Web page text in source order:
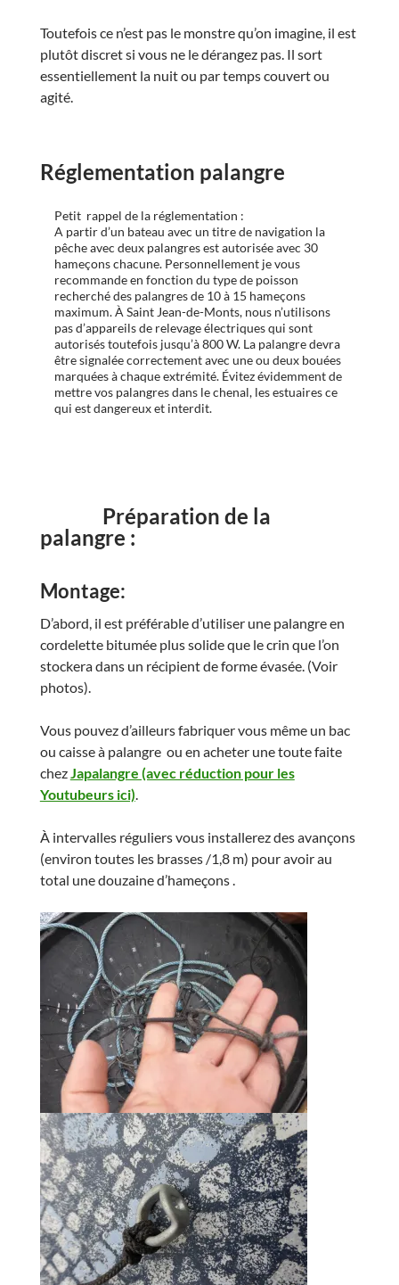
Toutefois ce n’est pas le monstre qu’on imagine, il est
plutôt discret si vous ne le dérangez pas. Il sort
essentiellement la nuit ou par temps couvert ou
agité.
Réglementation palangre
Petit rappel de la réglementation :
A partir d’un bateau avec un titre de navigation la
pêche avec deux palangres est autorisée avec 30
hameçons chacune. Personnellement je vous
recommande en fonction du type de poisson
recherché des palangres de 10 à 15 hameçons
maximum. À Saint Jean-de-Monts, nous n’utilisons
pas d’appareils de relevage électriques qui sont
autorisés toutefois jusqu’à 800 W. La palangre devra
être signalée correctement avec une ou deux bouées
marquées à chaque extrémité. Évitez évidemment de
mettre vos palangres dans le chenal, les estuaires ce
qui est dangereux et interdit.
Préparation de la
palangre :
Montage:
D’abord, il est préférable d’utiliser une palangre en
cordelette bitumée plus solide que le crin que l’on
stockera dans un récipient de forme évasée. (Voir
photos).
Vous pouvez d’ailleurs fabriquer vous même un bac
ou caisse à palangre ou en acheter une toute faite
chezJapalangre (avec réduction pour les
Youtubeurs ici).
À intervalles réguliers vous installerez des avançons
(environ toutes les brasses /1,8 m) pour avoir au
total une douzaine d’hameçons .